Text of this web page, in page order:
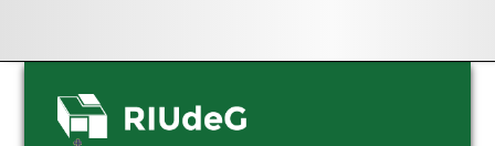
Skip
navigation